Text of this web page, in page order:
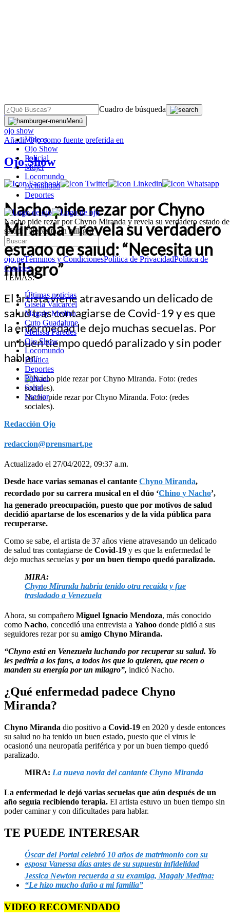
Cuadro de búsqueda
Menú
Videos
Ojo Show
Policial
Mujer
Locomundo
Actualidad
Deportes
Nacho pide rezar por Chyno Miranda y revela su verdadero estado de
salud: “Necesita un milagro”
ojo.peTérminos y CondicionesPolítica de PrivacidadPolítica de
Cookies
TEMAS:
Últimas noticias
Gisela Valcarcel
Magaly Medina
Cuto Guadalupe
Melissa Paredes
Ojo Show
Locomundo
Política
Deportes
Policial
Salud
Escolar
OJO
ojo show
AñadirOjocomo fuente preferida en
Ojo Show
Nacho pide rezar por Chyno
Miranda y revela su verdadero
estado de salud: “Necesita un
milagro”
El artista viene atravesando un delicado de
salud tras contagiarse de Covid-19 y es que
la enfermedad le dejo muchas secuelas. Por
un buen tiempo quedó paralizado y sin poder
hablar.
Nacho pide rezar por Chyno Miranda. Foto: (redes
sociales).
Redacción Ojo
redaccion@prensmart.pe
Actualizado el 27/04/2022, 09:37 a.m.
Desde hace varias semanas el cantante Chyno Miranda,
recordado por su carrera musical en el dúo ‘Chino y Nacho’,
ha generado preocupación, puesto que por motivos de salud
decidió apartarse de los escenarios y de la vida pública para
recuperarse.
Como se sabe, el artista de 37 años viene atravesando un delicado
de salud tras contagiarse de Covid-19 y es que la enfermedad le
dejo muchas secuelas y por un buen tiempo quedó paralizado.
MIRA:
Chyno Miranda habría tenido otra recaída y fue
trasladado a Venezuela
Ahora, su compañero Miguel Ignacio Mendoza, más conocido
como Nacho, concedió una entrevista a Yahoo donde pidió a sus
seguidores rezar por su amigo Chyno Miranda.
“Chyno está en Venezuela luchando por recuperar su salud. Yo
les pediría a los fans, a todos los que lo quieren, que recen o
manden su energía por un milagro”, indicó Nacho.
¿Qué enfermedad padece Chyno
Miranda?
Chyno Miranda dio positivo a Covid-19 en 2020 y desde entonces
su salud no ha tenido un buen estado, puesto que el virus le
ocasionó una neuropatía periférica y por un buen tiempo quedó
paralizado.
MIRA: La nueva novia del cantante Chyno Miranda
La enfermedad le dejó varias secuelas que aún después de un
año seguía recibiendo terapia. El artista estuvo un buen tiempo sin
poder caminar y con dificultades para hablar.
TE PUEDE INTERESAR
Óscar del Portal celebró 10 años de matrimonio con su
esposa Vanessa días antes de su supuesta infidelidad
Jessica Newton recuerda a su examiga, Magaly Medina:
“Le hizo mucho daño a mi familia”
VIDEO RECOMENDADO